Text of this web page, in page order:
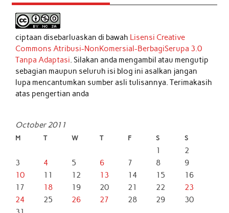
ciptaan disebarluaskan di bawah Lisensi Creative
Commons Atribusi-NonKomersial-BerbagiSerupa 3.0
Tanpa Adaptasi. Silakan anda mengambil atau mengutip
sebagian maupun seluruh isi blog ini asalkan jangan
lupa mencantumkan sumber asli tulisannya. Terimakasih
atas pengertian anda
October 2011
M T W T F S S
1
2
3
4 5 6 7 8
9
10
11 12 13 14 15
16
17
18 19 20 21 22
23
24
25 26 27 28 29
30